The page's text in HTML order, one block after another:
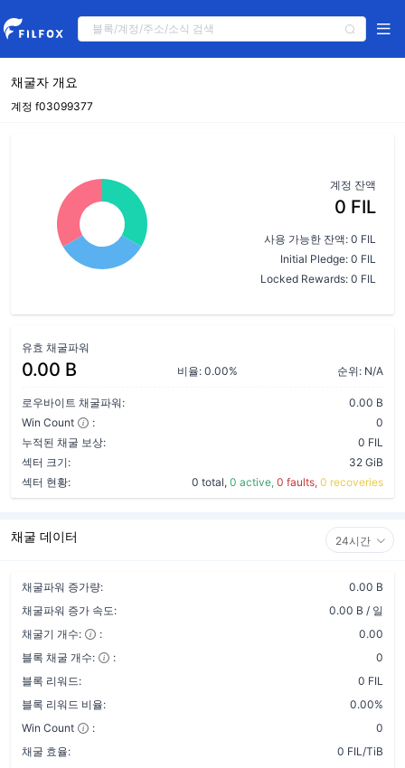
채굴자 개요
계정 f03099377
계정 잔액
0 FIL
사용 가능한 잔액: 0 FIL
Initial Pledge: 0 FIL
Locked Rewards: 0 FIL
유효 채굴파워
0.00 B 비율: 0.00% 순위: N/A
로우바이트 채굴파워:
0.00 B
Win Count
:
0
누적된 채굴 보상:
0 FIL
섹터 크기:
32 GiB
섹터 현황:
0 total, 0 active, 0 faults, 0 recoveries
채굴 데이터 24시간
채굴파워 증가량:
0.00 B
채굴파워 증가 속도:
0.00 B / 일
채굴기 개수:
:
0.00
블록 채굴 개수:
:
0
블록 리워드:
0 FIL
블록 리워드 비율:
0.00%
Win Count
:
0
채굴 효율:
0 FIL/TiB